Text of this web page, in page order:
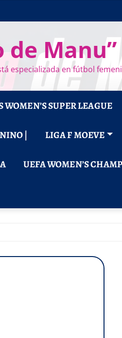
de Manu”
especializada en fútbol
WOMEN’S SUPER LEAGUE
| LIGA F MOEVE
UEFA WOMEN’S